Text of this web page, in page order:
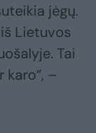
jėgų.
Lietuvos
Tai
–